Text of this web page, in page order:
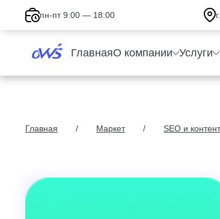
пн-пт 9:00 — 18:00
ГлавнаяО компании Услуги
Главная Маркет SEO и